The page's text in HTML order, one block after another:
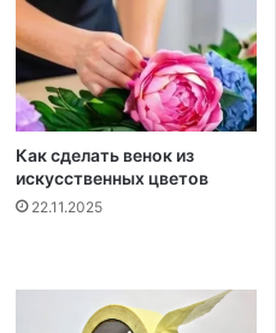
Как сделать венок из
искусственных цветов
22.11.2025